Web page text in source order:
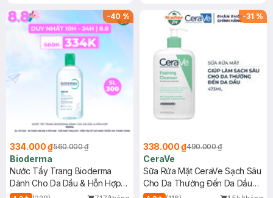
-40%
334.000 ₫560.000 ₫
Bioderma
Nước Tẩy Trang Bioderma
Dành Cho Da Dầu & Hỗn Hợp
500ml
-31 %
338.000 ₫490.000 ₫
CeraVe
Sữa Rửa Mặt CeraVe Sạch Sâu
Cho Da Thường Đến Da Dầu
473ml